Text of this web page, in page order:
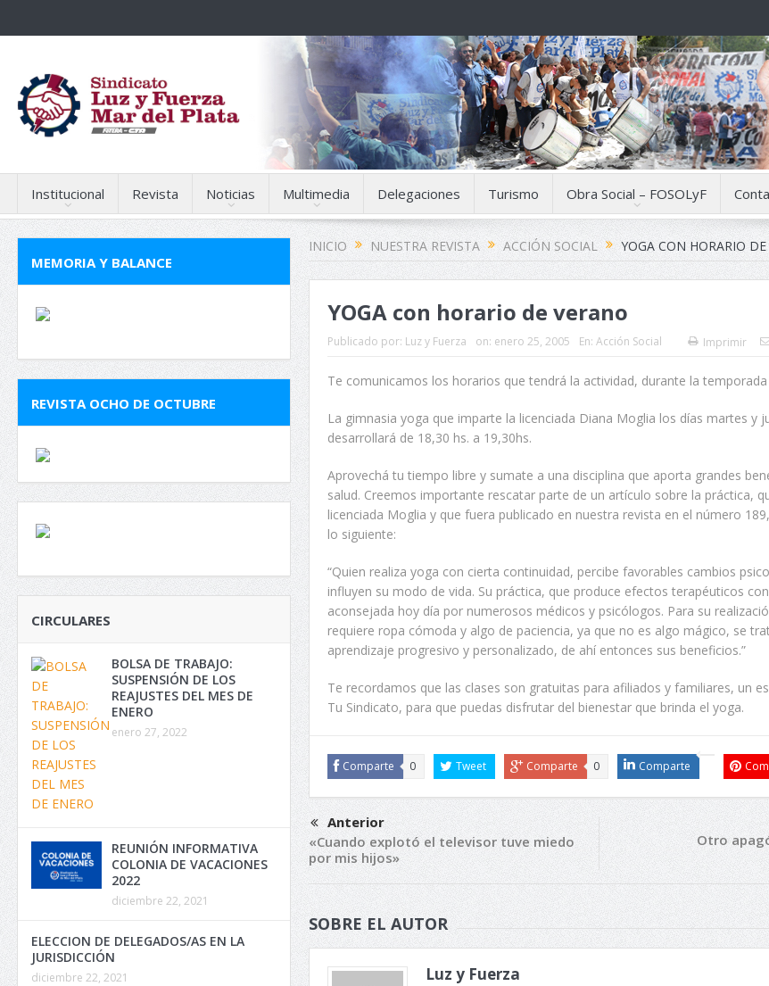
Institucional Revista Noticias Multimedia Delegaciones Turismo Obra Social – FOSOLyF
INICIO NUESTRA REVISTA ACCIÓN SOCIAL YOGA CON HORARIO DE
YOGA con horario de verano
Publicado por: Luz y Fuerza on: enero 25, 2005 En: Acción Social Imprimir
Te comunicamos los horarios que tendrá la actividad, durante la temporada
La gimnasia yoga que imparte la licenciada Diana Moglia los días martes y
desarrollará de 18,30 hs. a 19,30hs.
Aprovechá tu tiempo libre y sumate a una disciplina que aporta grandes
salud. Creemos importante rescatar parte de un artículo sobre la práctica,
licenciada Moglia y que fuera publicado en nuestra revista en el número
lo siguiente:
“Quien realiza yoga con cierta continuidad, percibe favorables cambios
influyen su modo de vida. Su práctica, que produce efectos terapéuticos
aconsejada hoy día por numerosos médicos y psicólogos. Para su
requiere ropa cómoda y algo de paciencia, ya que no es algo mágico, se
aprendizaje progresivo y personalizado, de ahí entonces sus beneficios.”
Te recordamos que las clases son gratuitas para afiliados y familiares, un
Tu Sindicato, para que puedas disfrutar del bienestar que brinda el yoga.
Comparte 0 Tweet Comparte 0 Comparte
Anterior
«Cuando explotó el televisor tuve miedo
por mis hijos»
Otro
SOBRE EL AUTOR
Luz y Fuerza
MEMORIA Y BALANCE
REVISTA OCHO DE OCTUBRE
CIRCULARES
BOLSA DE TRABAJO:
SUSPENSIÓN DE LOS
REAJUSTES DEL MES DE
ENERO
enero 27, 2022
REUNIÓN INFORMATIVA
COLONIA DE VACACIONES
2022
diciembre 22, 2021
ELECCION DE DELEGADOS/AS EN LA
JURISDICCIÓN
diciembre 22, 2021